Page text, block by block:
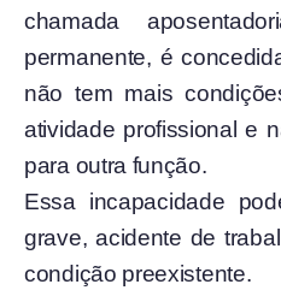
chamada
permanente, é
não tem mais
atividade profissional e
para outra função.
Essa incapacidade
grave, acidente de
condição preexistente.